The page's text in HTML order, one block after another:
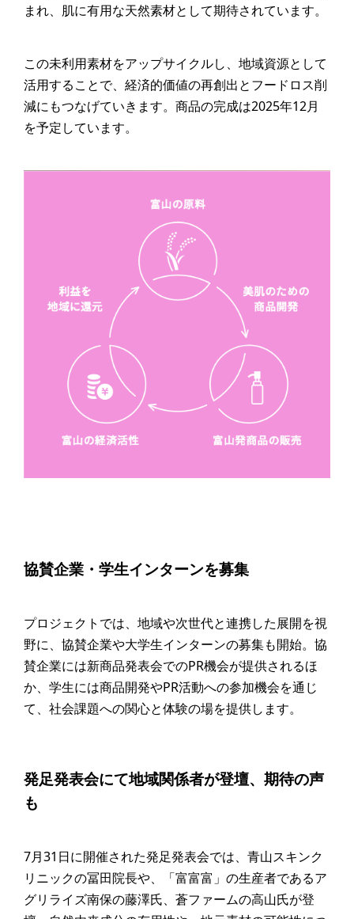
まれ、肌に有用な天然素材として期待されています。
この未利用素材をアップサイクルし、地域資源として
活用することで、経済的価値の再創出とフードロス削
減にもつなげていきます。商品の完成は2025年12月
を予定しています。
協賛企業・学生インターンを募集
プロジェクトでは、地域や次世代と連携した展開を視
野に、協賛企業や大学生インターンの募集も開始。協
賛企業には新商品発表会でのPR機会が提供されるほ
か、学生には商品開発やPR活動への参加機会を通じ
て、社会課題への関心と体験の場を提供します。
発足発表会にて地域関係者が登壇、期待の声
も
7月31日に開催された発足発表会では、青山スキンク
リニックの冨田院長や、「富富富」の生産者であるア
グリライズ南保の藤澤氏、蒼ファームの高山氏が登